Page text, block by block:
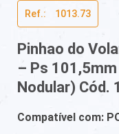
Ref.:ﾠ1013.73
Pinhao do
– Ps
Nodular) Cód.
Compatível com: